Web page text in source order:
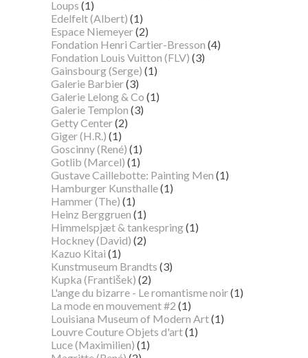
Loups (1)
Edelfelt (Albert) (1)
Espace Niemeyer(2)
Fondation Henri Cartier-Bresson (4)
Fondation Louis Vuitton (FLV) (3)
Gainsbourg (Serge) (1)
Galerie Barbier(3)
Galerie Lelong & Co (1)
Galerie Templon (3)
Getty Center(2)
Giger (H.R.) (1)
Goscinny (René) (1)
Gotlib (Marcel) (1)
Gustave Caillebotte: Painting Men (1)
Hamburger Kunsthalle(1)
Hammer (The) (1)
Heinz Berggruen (1)
Himmelspjæt & tankespring(1)
Hockney (David) (2)
Kazuo Kitai (1)
Kunstmuseum Brandts (3)
Kupka (František) (2)
L'ange du bizarre - Le romantisme noir(1)
La mode en mouvement #2 (1)
Louisiana Museum of Modern Art(1)
Louvre Couture Objets d'art(1)
Luce (Maximilien) (1)